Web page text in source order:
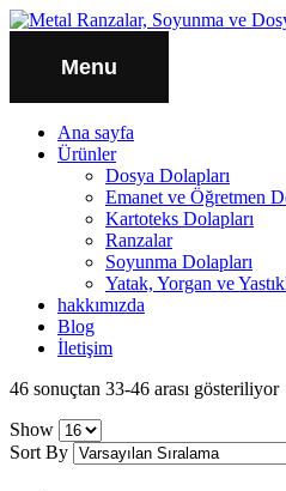
Menu
Ana sayfa
Ürünler
Dosya Dolapları
Emanet ve Öğretmen
Kartoteks Dolapları
Ranzalar
Soyunma Dolapları
Yatak, Yorgan ve
hakkımızda
Blog
İletişim
46 sonuçtan 33-46 arası gösteriliyor
Show
Sort By